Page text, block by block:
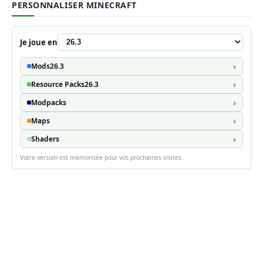
PERSONNALISER MINECRAFT
Je joue en
Mods26.3
Resource Packs26.3
Modpacks
Maps
Shaders
Votre version est mémorisée pour vos prochaines visites.